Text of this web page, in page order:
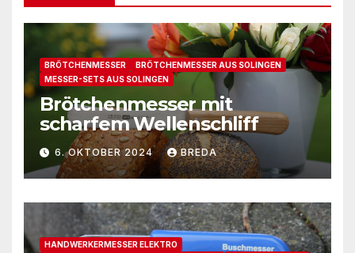
BRÖTCHENMESSER
BRÖTCHENMESSER AUS SOLINGEN
MESSER-SETS AUS SOLINGEN
Brötchenmesser mit
scharfem Wellenschliff
6. OKTOBER 2024 BREDA
HANDWERKERMESSER ELEKTRO